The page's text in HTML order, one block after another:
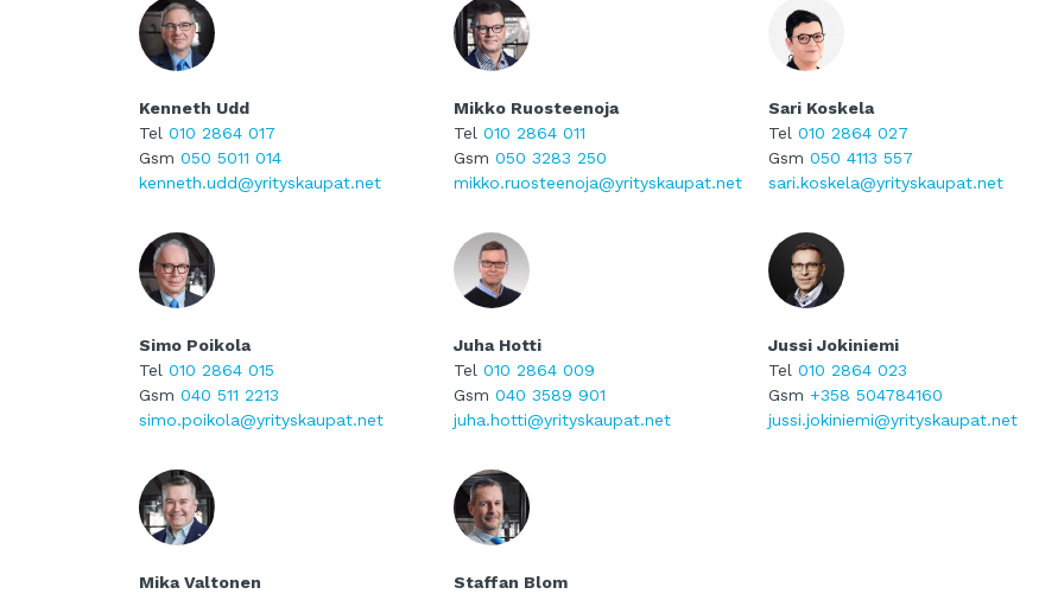
Kenneth Udd
Tel 010 2864 017
Gsm 050 5011 014
kenneth.udd@yrityskaupat.net
Mikko Ruosteenoja
Tel 010 2864 011
Gsm 050 3283 250
mikko.ruosteenoja@yrityskaupat.net
Sari Koskela
Tel 010 2864 027
Gsm 050 4113 557
sari.koskela@yrityskaupat.net
Simo Poikola
Tel 010 2864 015
Gsm 040 511 2213
simo.poikola@yrityskaupat.net
Juha Hotti
Tel 010 2864 009
Gsm 040 3589 901
juha.hotti@yrityskaupat.net
Jussi Jokiniemi
Tel 010 2864 023
Gsm +358 504784160
jussi.jokiniemi@yrityskaupat.net
Mika Valtonen
Staffan Blom